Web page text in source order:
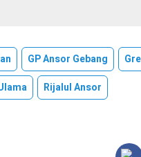
GP Ansor Gebang
Rijalul Ansor